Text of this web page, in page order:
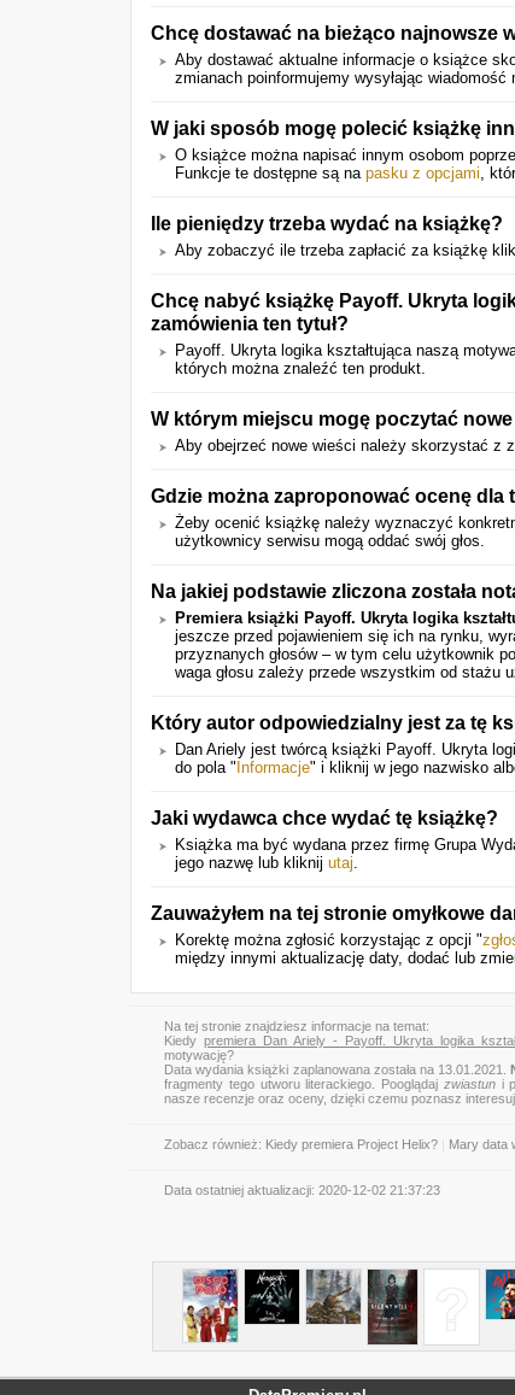
Chcę dostawać na bieżąco najnowsze
Aby dostawać aktualne informacje o książce
zmianach poinformujemy wysyłając
W jaki sposób mogę polecić książkę
O książce można napisać innym osobom
Funkcje te dostępne są na pasku z opcjami,
Ile pieniędzy trzeba wydać na książkę?
Aby zobaczyć ile trzeba zapłacić za książkę
Chcę nabyć książkę Payoff. Ukryta
zamówienia ten tytuł?
Payoff. Ukryta logika kształtująca naszą
których można znaleźć ten produkt.
W którym miejscu mogę poczytać
Aby obejrzeć nowe wieści należy skorzystać z
Gdzie można zaproponować ocenę dla
Żeby ocenić książkę należy wyznaczyć
użytkownicy serwisu mogą oddać swój głos.
Na jakiej podstawie zliczona została
Premiera książki Payoff. Ukryta logika
jeszcze przed pojawieniem się ich na rynku,
przyznanych głosów – w tym celu użytkownik
waga głosu zależy przede wszystkim od stażu
Który autor odpowiedzialny jest za tę
Dan Ariely jest twórcą książki Payoff. Ukryta
do pola " Informacje" i kliknij w jego nazwisko
Jaki wydawca chce wydać tę książkę?
Książka ma być wydana przez firmę Grupa
jego nazwę lub kliknij utaj.
Zauważyłem na tej stronie omyłkowe
Korektę można zgłosić korzystając z opcji "
między innymi aktualizację daty, dodać lub
Na tej stronie znajdziesz informacje na temat:
Kiedy premiera Dan Ariely - Payoff. Ukryta logika
motywację?
Data wydania książki zaplanowana została na 13.01.2021.
fragmenty tego utworu literackiego. Pooglądaj zwiastuni
nasze recenzje oraz oceny, dzięki czemu poznasz
Zobacz również: Kiedy premiera Project Helix? Mary data
Data ostatniej aktualizacji: 2020-12-02 21:37:23